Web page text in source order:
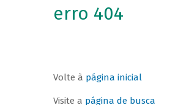
erro 404
Volte à página inicial
Visite a página de busca